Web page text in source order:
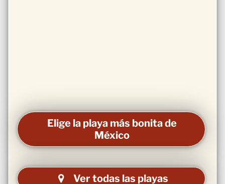
Elige la playa más bonita de
México
Ver todas las playas